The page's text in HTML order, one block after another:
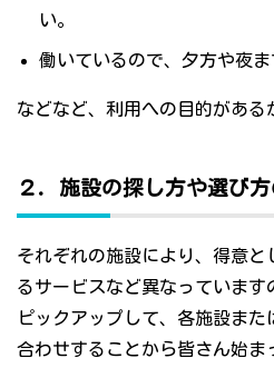
い。
働いているので、夕方や夜ま
などなど、利用への目的がある
２．施設の探し方や選び
それぞれの施設により、得意
るサービスなど異なっています
ピックアップして、各施設ま
合わせすることから皆さん始ま